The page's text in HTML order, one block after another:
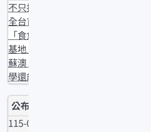
不只挑海鮮!
全台首座
「食魚教育
基地」落腳
蘇澳 邊逛邊
學還能DIY
115-04-27